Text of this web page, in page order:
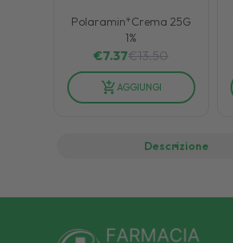
Polaramin*Crema 25G
1%
€7.37€13.50
AGGIUNGI
Descrizione